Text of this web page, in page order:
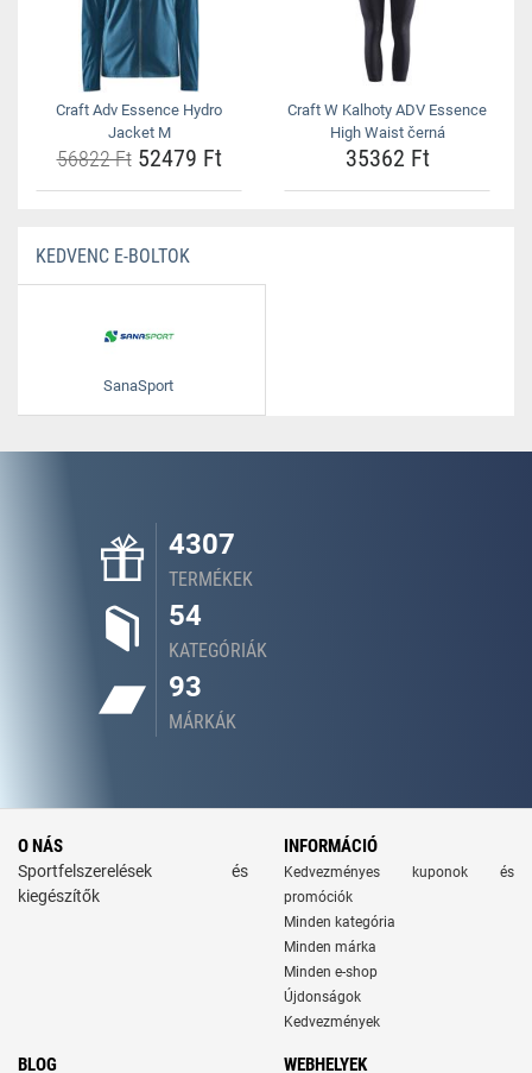
Craft Adv Essence Hydro
Jacket M
56822 Ft52479 Ft
Craft W Kalhoty ADV Essence
High Waist černá
35362 Ft
KEDVENC E-BOLTOK
SanaSport
4307
TERMÉKEK
54
KATEGÓRIÁK
93
MÁRKÁK
O NÁS
Sportfelszerelések és
kiegészítők
INFORMÁCIÓ
Kedvezményes kuponok és
promóciók
Minden kategória
Minden márka
Minden e-shop
Újdonságok
Kedvezmények
BLOG WEBHELYEK